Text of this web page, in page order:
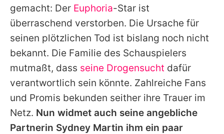
Nutzungsbedingungen
Utiq verwalten
gemacht: Der Euphoria-Star ist
überraschend verstorben. Die Ursache für
seinen plötzlichen Tod ist bislang noch nicht
bekannt. Die Familie des Schauspielers
mutmaßt, dass seine Drogensucht dafür
verantwortlich sein könnte. Zahlreiche Fans
und Promis bekunden seither ihre Trauer im
Netz. Nun widmet auch seine angebliche
Partnerin Sydney Martin ihm ein paar